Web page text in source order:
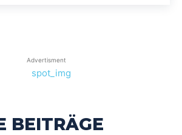
Advertisment
BEITRÄGE